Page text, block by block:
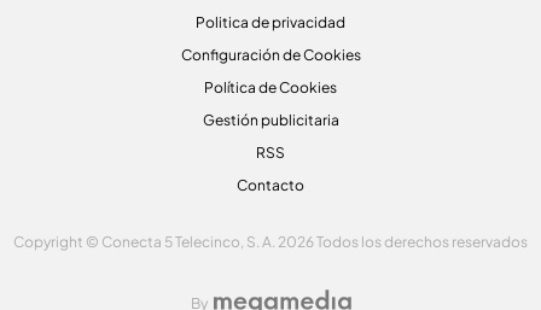
Politica de privacidad
Configuración de Cookies
Política de Cookies
Gestión publicitaria
RSS
Contacto
Copyright © Conecta 5 Telecinco, S. A. 2026 Todos los derechos reservados
By